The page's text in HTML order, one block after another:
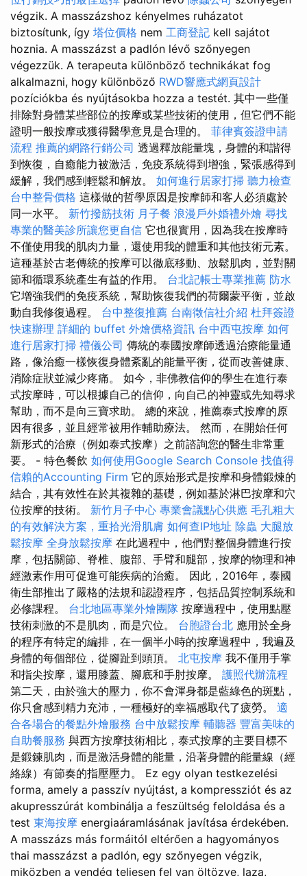
végzik. A masszázshoz kényelmes ruházatot
biztosítunk, így 塔位價格 nem 工商登記 kell sajátot
hoznia. A masszázst a padlón lévő szőnyegen
végezzük. A terapeuta különböző technikákat fog
alkalmazni, hogy különböző RWD響應式網頁設計
pozíciókba és nyújtásokba hozza a testét. 其中一些僅
排除對身體某些部位的按摩或某些技術的使用，但它們不能
證明一般按摩或獲得醫學意見是合理的。 菲律賓簽證申請
流程 推薦的網路行銷公司 透過釋放能量塊，身體的和諧得
到恢復，自癒能力被激活，免疫系統得到增強，緊張感得到
緩解，我們感到輕鬆和解放。 如何進行居家打掃 聽力檢查
台中整骨價格 這樣做的哲學原因是按摩師和客人必須處於
同一水平。 新竹撥筋技術 月子餐 浪漫戶外婚禮外燴 尋找
專業的醫美診所讓您更自信 它也很實用，因為我在按摩時
不僅使用我的肌肉力量，還使用我的體重和其他技術元素。
這種基於古老傳統的按摩可以徹底移動、放鬆肌肉，並對關
節和循環系統產生有益的作用。 台北記帳士專業推薦 防水
它增強我們的免疫系統，幫助恢復我們的荷爾蒙平衡，並啟
動自我修復過程。 台中整復推薦 台南徵信社介紹 杜拜簽證
快速辦理 詳細的 buffet 外燴價格資訊 台中西屯按摩 如何
進行居家打掃 禮儀公司 傳統的泰國按摩師透過治療能量通
路，像治癒一樣恢復身體紊亂的能量平衡，從而改善健康、
消除症狀並減少疼痛。 如今，非佛教信仰的學生在進行泰
式按摩時，可以根據自己的信仰，向自己的神靈或先知尋求
幫助，而不是向三寶求助。 總的來說，推薦泰式按摩的原
因有很多，並且經常被用作輔助療法。 然而，在開始任何
新形式的治療（例如泰式按摩）之前諮詢您的醫生非常重
要。 - 特色餐飲 如何使用Google Search Console 找值得
信賴的Accounting Firm 它的原始形式是按摩和身體鍛煉的
結合，其有效性在於其複雜的基礎，例如基於淋巴按摩和穴
位按摩的技術。 新竹月子中心 專業會議點心供應 毛孔粗大
的有效解決方案，重拾光滑肌膚 如何查IP地址 除蟲 大腿放
鬆按摩 全身放鬆按摩 在此過程中，他們對整個身體進行按
摩，包括關節、脊椎、腹部、手臂和腿部，按摩的物理和神
經激素作用可促進可能疾病的治癒。 因此，2016年，泰國
衛生部推出了嚴格的法規和認證程序，包括品質控制系統和
必修課程。 台北地區專業外燴團隊 按摩過程中，使用點壓
技術刺激的不是肌肉，而是穴位。 台胞證台北 應用於全身
的程序有特定的編排，在一個半小時​​的按摩過程中，我遍及
身體的每個部位，從腳趾到頭頂。 北屯按摩 我不僅用手掌
和指尖按摩，還用膝蓋、腳底和手肘按摩。 護照代辦流程
第二天，由於強大的壓力，你不會渾身都是藍綠色的斑點，
你只會感到精力充沛，一種極好的幸福感取代了疲勞。 適
合各場合的餐點外燴服務 台中放鬆按摩 輔聽器 豐富美味的
自助餐服務 與西方按摩技術相比，泰式按摩的主要目標不
是鍛鍊肌肉，而是激活身體的能量，沿著身體的能量線（經
絡線）有節奏的指壓壓力。 Ez egy olyan testkezelési
forma, amely a passzív nyújtást, a kompressziót és az
akupresszúrát kombinálja a feszültség feloldása és a
test 東海按摩 energiaáramlásának javítása érdekében.
A masszázs más formáitól eltérően a hagyományos
thai masszázst a padlón, egy szőnyegen végzik,
miközben a vendég teljesen fel van öltözve, laza,